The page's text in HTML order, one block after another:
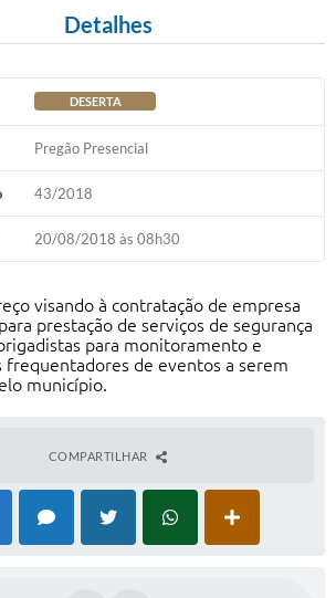
Detalhes
DESERTA
Pregão Presencial
43/2018
20/08/2018 às 08h30
visando à contratação de empresa
prestação de serviços de segurança
para monitoramento e
frequentadores de eventos a serem
município.
COMPARTILHAR